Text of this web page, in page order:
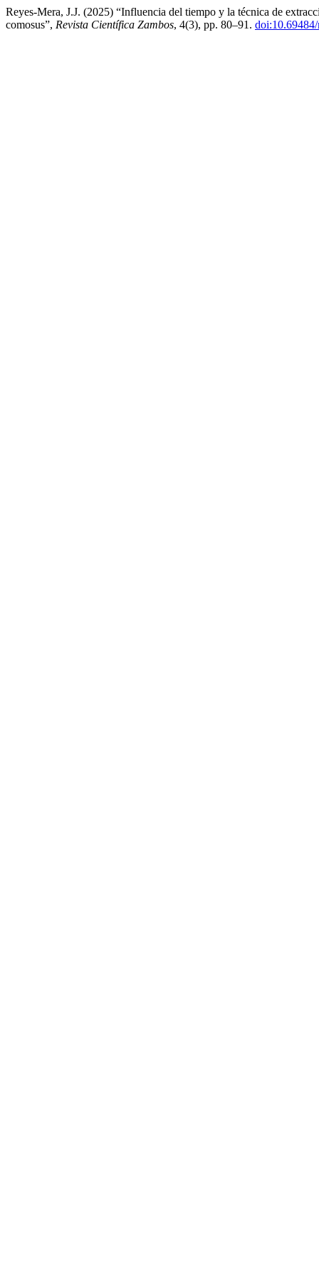
Reyes-Mera, J.J. (2025) “Influencia del tiempo y la técnica de
comosus”, Revista Científica Zambos, 4(3), pp. 80–91.